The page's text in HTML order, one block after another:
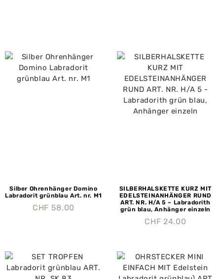
Silber Ohrenhänger Domino
Labradorit grünblau Art. nr. M1
CHF 58.00
SILBERHALSKETTE KURZ MIT
EDELSTEINANHÄNGER RUND
ART. NR. H/A 5 – Labradorith
grün blau, Anhänger einzeln
CHF 24.00